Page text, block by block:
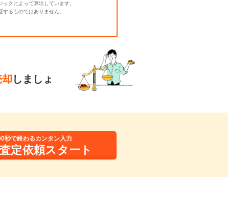
クによって算出しています。
るものではありません。
しましょ
秒で終わるカンタン入力
定依頼スタート